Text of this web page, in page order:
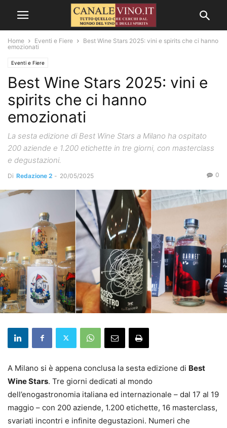
Home Eventi e Fiere
Best Wine Stars 2025: vini e spirits che ci hanno
emozionati
Eventi e Fiere
Best Wine Stars 2025: vini e
spirits che ci hanno
emozionati
La sesta edizione di Best Wine Stars a Milano ha ospitato
200 aziende e 1.200 etichette in tre giorni, con masterclass
e degustazioni.
Di Redazione 2 - 20/05/2025 0
A Milano si è appena conclusa la sesta edizione di Best
Wine Stars. Tre giorni dedicati al mondo
dell’enogastronomia italiana ed internazionale – dal 17 al 19
maggio – con 200 aziende, 1.200 etichette, 16 masterclass,
svariati incontri e infinite degustazioni. Numeri che